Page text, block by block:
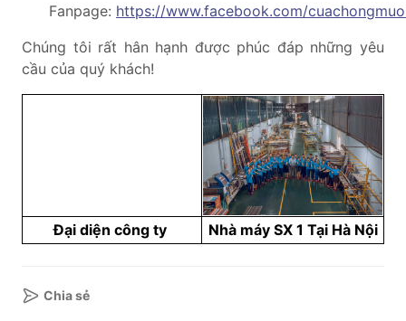
Fanpage: https://www.facebook.com/
Chúng tôi rất hân hạnh được phúc đáp những yêu
cầu của quý khách!
Đại diện công ty Nhà máy SX 1 Tại Hà Nội
Chia sẻ